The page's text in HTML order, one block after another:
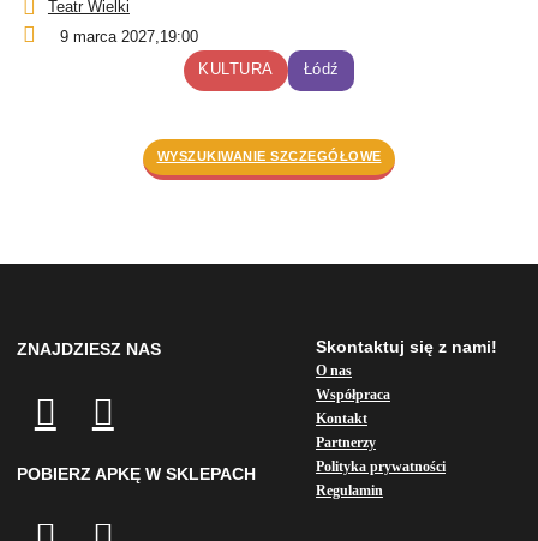
Teatr Wielki
9 marca 2027,19:00
KULTURA
Łódź
WYSZUKIWANIE SZCZEGÓŁOWE
ZNAJDZIESZ NAS
POBIERZ APKĘ W SKLEPACH
Skontaktuj się z nami!
O nas
Współpraca
Kontakt
Partnerzy
Polityka prywatności
Regulamin